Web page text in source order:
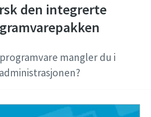
den integrerte
mangler du i
administrasjonen?
Friendly Captcha ⇗